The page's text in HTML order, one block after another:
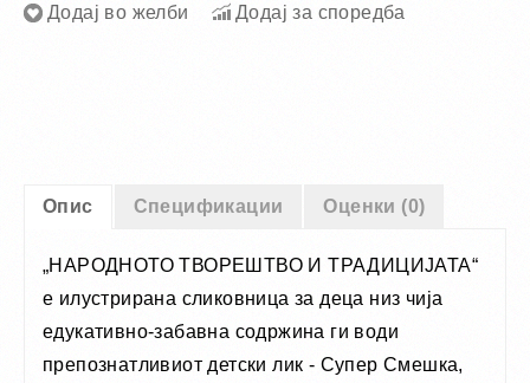
Додај во желби Додај за споредба
Опис Спецификации Оценки (0)
„НАРОДНОТО ТВОРЕШТВО И ТРАДИЦИЈАТА“
е илустрирана сликовница за деца низ чија
едукативнo-забавна содржина ги води
препознатливиот детски лик - Супер Смешка,